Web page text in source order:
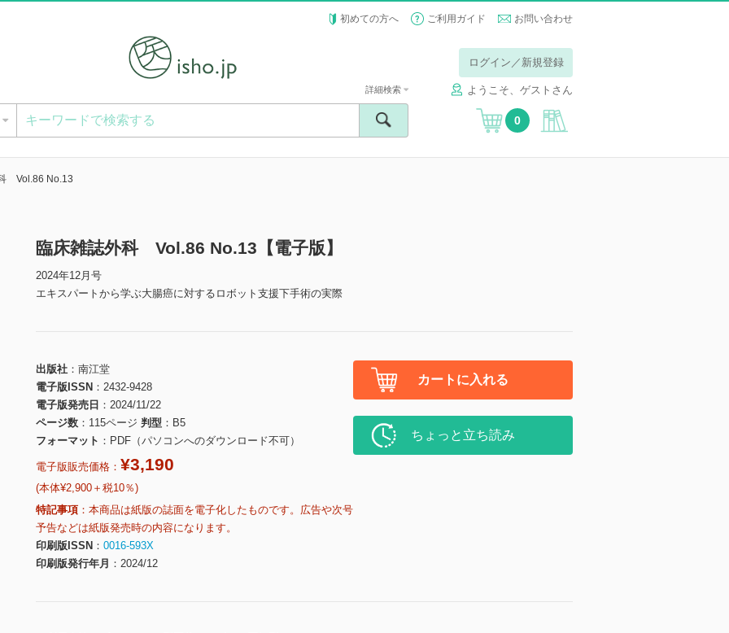
初めての方へ ご利用ガイド お問い合わせ
ログイン／新規登録
ようこそ、ゲストさん
詳細検索
0
Vol.86 No.13
臨床雑誌外科 Vol.86 No.13【電子版】
2024年12月号
エキスパートから学ぶ大腸癌に対するロボット支援下手術の実際
出版社
南江堂
電子版ISSN
2432-9428
電子版発売日
2024/11/22
ページ数
115ページ 判型
B5
フォーマット
PDF（パソコンへのダウンロード不可）
電子版販売価格： ¥3,190
(本体¥2,900＋税10％)
特記事項
本商品は紙版の誌面を電子化したものです。広告や次号
予告などは紙版発売時の内容になります。
印刷版ISSN
0016-593X
印刷版発行年月
2024/12
カートに入れる
ちょっと立ち読み